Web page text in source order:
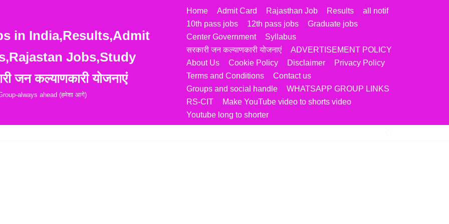
in India,Results,Admit
Jobs,Study
जन कल्याणकारी योजनाएं
always ahead (हमेशा आगे)
Home Admit Card Rajasthan Job Results
all notif
10th pass jobs
12th pass jobs
Graduate jobs
Center Government
Syllabus
सरकारी जन कल्याणकारी योजनाएं
ADVERTISEMENT POLICY
About Us
Cookie Policy Disclaimer
Privacy Policy
Terms and Conditions
Contact us
Groups and social handle
WHATSAPP GROUP LINKS
RS-CIT
Make YouTube video to shorts video
Youtube long to shorter